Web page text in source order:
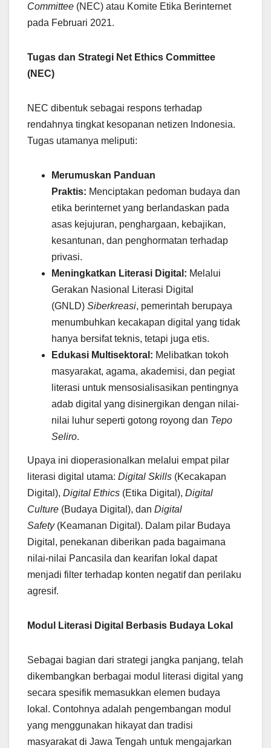
Committee (NEC) atau Komite Etika Berinternet
pada Februari 2021.
Tugas dan Strategi Net Ethics Committee
(NEC)
NEC dibentuk sebagai respons terhadap
rendahnya tingkat kesopanan netizen Indonesia.
Tugas utamanya meliputi:
Merumuskan Panduan
Praktis: Menciptakan pedoman budaya dan
etika berinternet yang berlandaskan pada
asas kejujuran, penghargaan, kebajikan,
kesantunan, dan penghormatan terhadap
privasi.
Meningkatkan Literasi Digital: Melalui
Gerakan Nasional Literasi Digital
(GNLD) Siberkreasi, pemerintah berupaya
menumbuhkan kecakapan digital yang tidak
hanya bersifat teknis, tetapi juga etis.
Edukasi Multisektoral: Melibatkan tokoh
masyarakat, agama, akademisi, dan pegiat
literasi untuk mensosialisasikan pentingnya
adab digital yang disinergikan dengan nilai-
nilai luhur seperti gotong royong dan Tepo
Seliro.
Upaya ini dioperasionalkan melalui empat pilar
literasi digital utama: Digital Skills (Kecakapan
Digital), Digital Ethics (Etika Digital), Digital
Culture (Budaya Digital), dan Digital
Safety(Keamanan Digital). Dalam pilar Budaya
Digital, penekanan diberikan pada bagaimana
nilai-nilai Pancasila dan kearifan lokal dapat
menjadi filter terhadap konten negatif dan perilaku
agresif.
Modul Literasi Digital Berbasis Budaya Lokal
Sebagai bagian dari strategi jangka panjang, telah
dikembangkan berbagai modul literasi digital yang
secara spesifik memasukkan elemen budaya
lokal. Contohnya adalah pengembangan modul
yang menggunakan hikayat dan tradisi
masyarakat di Jawa Tengah untuk mengajarkan